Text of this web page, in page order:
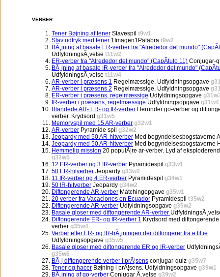
VERBER
Tener Bøjning af tener Stavespil t9w1
Stav udtryk med tener 1Imagen1Palabra t9w2
BÃ¸jning af basale ER-verber fra "Alrededor del mundo"
UdfyldningsÃ¸velse t11w2
ER-verber fra "Alrededor del mundo" (CapÃ­tulo 11) Conjugar-
BÃ¸jning af basale IR-verber fra "Alrededor del mundo"
UdfyldningsÃ¸velse t11w4
AR-verber i præsens 1 Regelmæssige. Udfyldningsopgave
AR-verber i præsens 2 Regelmæssige. Udfyldningsopgave
ER-verber i præsens, regelmæssige Udfyldningsopgave
IR-verber i præsens, regelmæssige Udfyldningsopgave g31w4
Blandede AR- ER- og IR-verber Herunder go-verber og
verber. Krydsord g31w5
Memoryspil med 15 AR-verber g32w1
AR-verber Pyramide spil g32w2
Jeopardy med 50 AR-hitverber Med begyndelsesbogstaverne
Jeopardy med 50 AR-hitverber Med begyndelsesbogstaverne
Hemmelig mission 20 populÃ¦re ar-verber. Lyd af
g32w5
12 ER-verber og 3 IR-verber Pyramidespil g33w1
50 ER-hitverber Jeopardy g33w2
11 IR-verber og 4 ER-verber Pyramidespil g34w1
50 IR-hitverber Jeopardy g34w2
Diftongerende AR-verber Matchingopgave g35w1
20 verber fra Vacaciones en Ecuador Pyramidespil t35w2
Diftongerende AR-verber Udfyldningsopgave g35w2
Basale gloser med diftongerende AR-verber
Diftongerende ER- og IR-verber 1 Krydsord med diftongerende
verber g35w4
Verber efter ER- og IR-bÃ¸jningen der diftongerer fra e til ie
Udfyldningsopgave g35w5
Basale gloser med diftongerende ER og IR-verber
g35w6
BÃ¸j diftongerende verber i prÃ¦sens conjugar-quiz g35w7
Tener og hacer Bøjning i prÃ¦sens. Udfyldningsopgave g39w1
BÃ¸jning af go-verber Conjugar Ã¸velse g39w2